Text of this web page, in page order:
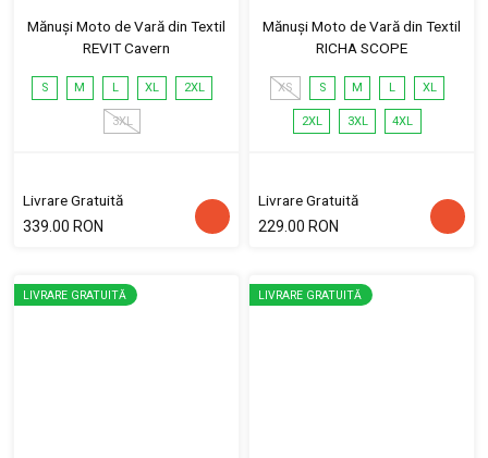
Mănuși Moto de Vară din Textil
REVIT Cavern
S M L XL 2XL
3XL
Livrare Gratuită
339.00 RON
Mănuși Moto de Vară din Textil
RICHA SCOPE
XS S M L XL
2XL 3XL 4XL
Livrare Gratuită
229.00 RON
LIVRARE GRATUITĂ LIVRARE GRATUITĂ